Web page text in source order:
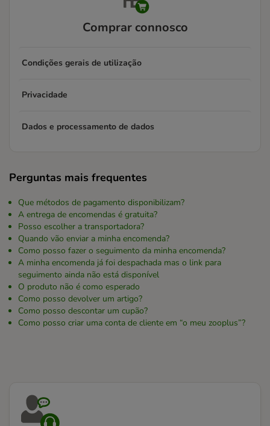
Comprar connosco
Condições gerais de utilização
Privacidade
Dados e processamento de dados
Perguntas mais frequentes
Que métodos de pagamento disponibilizam?
A entrega de encomendas é gratuita?
Posso escolher a transportadora?
Quando vão enviar a minha encomenda?
Como posso fazer o seguimento da minha encomenda?
A minha encomenda já foi despachada mas o link para
seguimento ainda não está disponível
O produto não é como esperado
Como posso devolver um artigo?
Como posso descontar um cupão?
Como posso criar uma conta de cliente em “o meu zooplus”?